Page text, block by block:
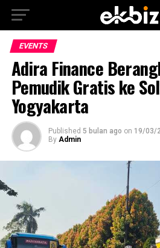
EVENTS
Adira Finance
Pemudik Gratis ke
Yogyakarta
Published 5 bulan ago on 19/03/
By Admin